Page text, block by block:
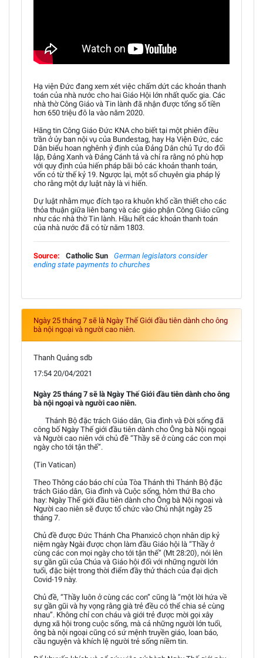
Hạ viện Đức đang xem xét việc chấm dứt các khoản thanh
toán của nhà nước cho hai Giáo Hội lớn nhất quốc gia. Các
nhà thờ Công Giáo và Tin lành đã nhận được tổng số tiền
hơn 650 triệu đô la vào năm 2020.
Hãng tin Công Giáo Đức KNA cho biết tại một phiên điều
trần ở ủy ban nội vụ của Bundestag, hay Hạ Viện Đức, các
Dân biểu hoan nghênh ý định của Đảng Dân chủ Tự do đối
lập, Đảng Xanh và Đảng Cánh tả và chỉ ra rằng nó phù hợp
với quy định của hiến pháp bãi bỏ các khoản thanh toán,
vốn có từ thế kỷ 19. Ngược lại, một số chuyên gia pháp lý
cho rằng một dự luật này là vi hiến.
Dự luật nhằm mục đích tạo ra khuôn khổ cần thiết cho các
thỏa thuận giữa liên bang và các giáo phận Công Giáo cũng
như các nhà thờ Tin lành. Hầu hết các khoản thanh toán
của nhà nước đã có từ năm 1803.
Source: Catholic Sun
German legislators consider
ending state payments to churches
Ngày 25 tháng 7 sẽ là Ngày Thế Giới đầu tiên dành cho ông
bà nội ngoại và người cao niên.
Thanh Quảng sdb
17:54 20/04/2021
Ngày 25 tháng 7 sẽ là Ngày Thế Giới đầu tiên dành cho ông
bà nội ngoại và người cao niên.
Thánh Bộ đặc trách Giáo dân, Gia đình và Đời sống đã
công bố Ngày Thế giới đầu tiên dành cho Ông bà Nội ngoại
và Người cao niên với chủ đề “Thầy sẽ ở cùng các con mọi
ngày cho tới tận thế”.
(Tin Vatican)
Theo Thông cáo báo chí của Tòa Thánh thì Thánh Bộ đặc
trách Giáo dân, Gia đình và Cuộc sống, hôm thứ Ba cho
hay: Ngày Thế giới đầu tiên dành cho Ông bà Nội ngoại và
Người cao niên sẽ được tổ chức vào Chủ nhật ngày 25
tháng 7.
Chủ đề được Đức Thánh Cha Phanxicô chọn nhân dịp kỷ
niệm ngày Ngài được chọn làm đầu Giáo hội là “Thầy ở
cùng các con mọi ngày cho tới tận thế” (Mt 28:20), nói lên
sự gần gũi của Chúa và Giáo hội đối với những người lớn
tuổi, đặc biệt trong thời điểm đầy thử thách của đại dịch
Covid-19 này.
Chủ đề, “Thầy luôn ở cùng các con” cũng là “một lời hứa về
sự gần gũi và hy vọng rằng già trẻ đều có thể chia sẻ cùng
nhau”. Không chỉ con cháu và giới trẻ được mời gọi xây
dựng xã hội trong cuộc sống, mà cả những người lớn tuổi,
ông bà nội ngoại cũng có sứ mệnh truyền giáo, loan báo,
cầu nguyện và khích lệ người trẻ sống niềm tin.